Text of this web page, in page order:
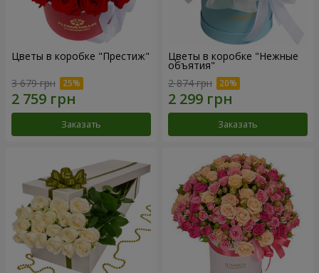
Цветы в коробке "Престиж"
3 679 грн
Заказать
Цветы в коробке "Нежные
объятия"
2 874 грн
Заказать